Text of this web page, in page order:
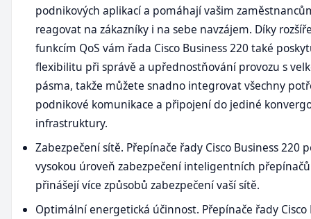
podnikových aplikací a pomáhají vašim
reagovat na zákazníky i na sebe navzájem. Díky
funkcím QoS vám řada Cisco Business 220 také
flexibilitu při správě a upřednostňování provozu s
pásma, takže můžete snadno integrovat všechny
podnikové komunikace a připojení do jediné
infrastruktury.
Zabezpečení sítě. Přepínače řady Cisco Business 220
vysokou úroveň zabezpečení inteligentních
přinášejí více způsobů zabezpečení vaší sítě.
Optimální energetická účinnost. Přepínače řady Cisco